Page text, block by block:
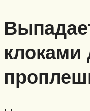
клоками